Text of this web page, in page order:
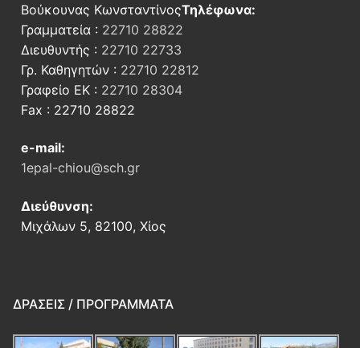
Βούκουνας ΚωνσταντίνοςΤηλέφωνα:
Γραμματεία : 22710 28822
Διευθυντής : 22710 22733
Γρ. Καθηγητών : 22710 22812
Γραφείο ΕΚ : 22710 28304
Fax : 22710 28822
e-mail:
1epal-chiou@sch.gr
Διεύθυνση:
Μιχάλων 5, 82100, Χίος
ΔΡΆΣΕΙΣ / ΠΡΟΓΡΆΜΜΑΤΑ